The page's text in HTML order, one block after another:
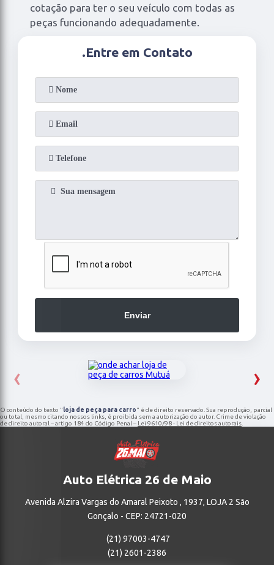
cotação para ter o seu veículo com todas as
peças funcionando adequadamente.
.Entre em Contato
Enviar
‹ ›
O conteúdo do texto " loja de peça para carro" é de direito reservado. Sua reprodução, parcial
ou total, mesmo citando nossos links, é proibida sem a autorização do autor. Crime de violação
de direito autoral – artigo 184 do Código Penal – Lei 9610/98 - Lei de direitos autorais
Auto Elétrica 26 de Maio
Avenida Alzira Vargas do Amaral Peixoto , 1937, LOJA 2 São
Gonçalo - CEP: 24721-020
(21) 97003-4747
(21) 2601-2386